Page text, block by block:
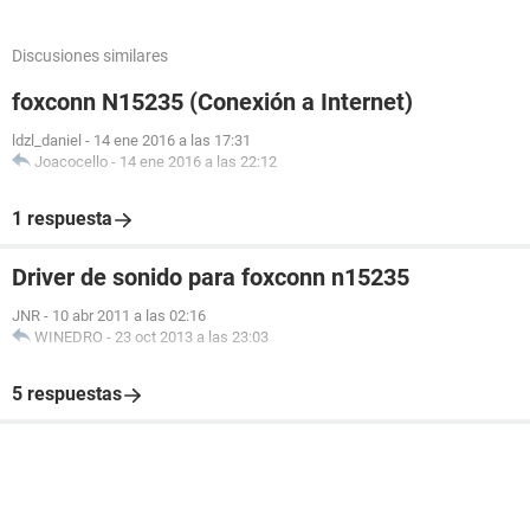
Discusiones similares
foxconn N15235 (Conexión a Internet)
ldzl_daniel - 14 ene 2016 a las 17:31
Joacocello - 14 ene 2016 a las 22:12
1 respuesta
Driver de sonido para foxconn n15235
JNR - 10 abr 2011 a las 02:16
WINEDRO - 23 oct 2013 a las 23:03
5 respuestas